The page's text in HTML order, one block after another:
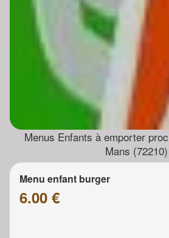
Menus Enfants à emporter
Mans (72210)
Menu enfant burger
6.00 €